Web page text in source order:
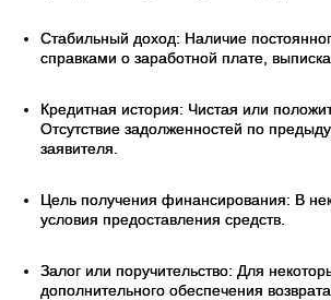
Стабильный доход: Наличие
справками о заработной плате,
Кредитная история: Чистая или
Отсутствие задолженностей по
заявителя.
Цель получения финансирования: В
условия предоставления средств.
Залог или поручительство: Для
дополнительного обеспечения возврата